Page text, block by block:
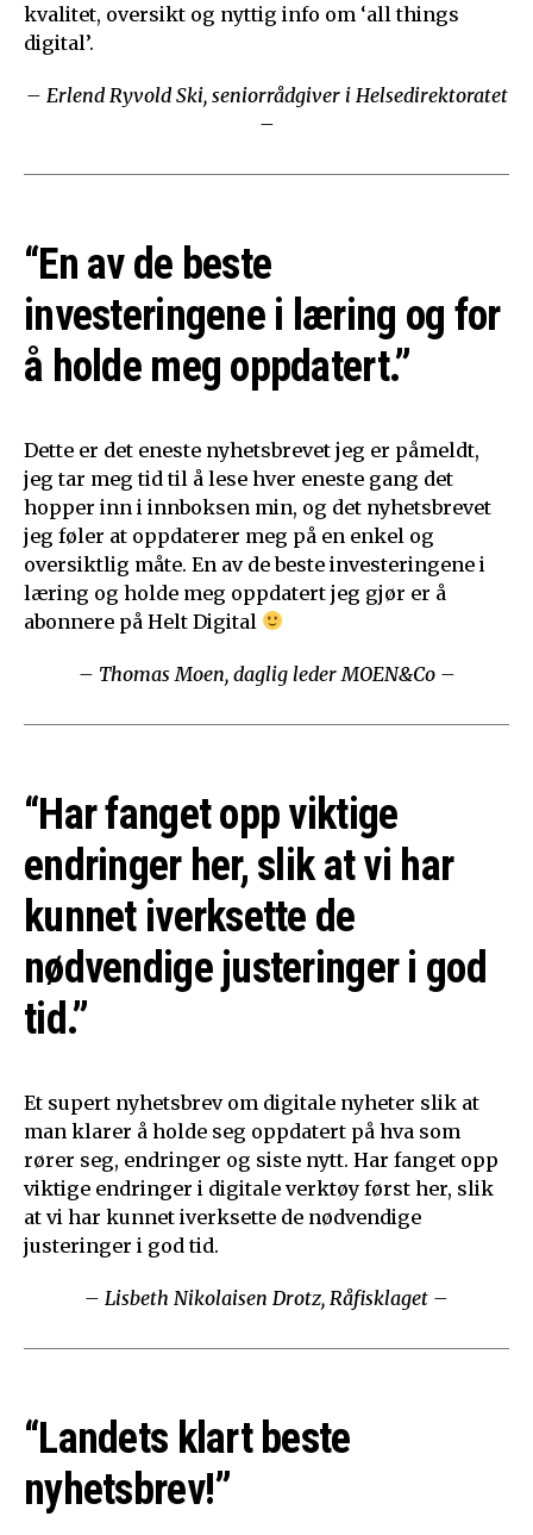
kvalitet, oversikt og nyttig info om ‘all things
digital’.
– Erlend Ryvold Ski, seniorrådgiver i Helsedirektoratet
–
“En av de beste
investeringene i læring og for
å holde meg oppdatert.”
Dette er det eneste nyhetsbrevet jeg er påmeldt,
jeg tar meg tid til å lese hver eneste gang det
hopper inn i innboksen min, og det nyhetsbrevet
jeg føler at oppdaterer meg på en enkel og
oversiktlig måte. En av de beste investeringene i
læring og holde meg oppdatert jeg gjør er å
abonnere på Helt Digital
– Thomas Moen, daglig leder MOEN&Co –
“Har fanget opp viktige
endringer her, slik at vi har
kunnet iverksette de
nødvendige justeringer i god
tid.”
Et supert nyhetsbrev om digitale nyheter slik at
man klarer å holde seg oppdatert på hva som
rører seg, endringer og siste nytt. Har fanget opp
viktige endringer i digitale verktøy først her, slik
at vi har kunnet iverksette de nødvendige
justeringer i god tid.
– Lisbeth Nikolaisen Drotz, Råfisklaget –
“Landets klart beste
nyhetsbrev!”